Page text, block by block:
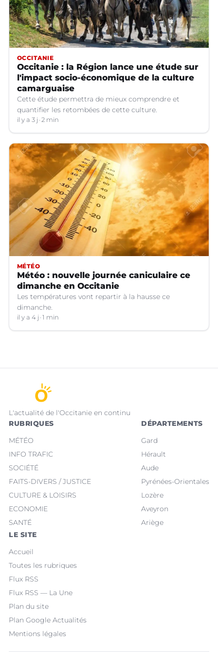
OCCITANIE
Occitanie : la Région lance une étude sur
l'impact socio-économique de la culture
camarguaise
Cette étude permettra de mieux comprendre et
quantifier les retombées de cette culture.
il y a 3 j 2 min
MÉTÉO
Météo : nouvelle journée caniculaire ce
dimanche en Occitanie
Les températures vont repartir à la hausse ce
dimanche.
il y a 4 j 1 min
L'actualité de l'Occitanie en continu
RUBRIQUES
MÉTÉO
INFO TRAFIC
SOCIÉTÉ
FAITS-DIVERS / JUSTICE
CULTURE & LOISIRS
ECONOMIE
SANTÉ
DÉPARTEMENTS
Gard
Hérault
Aude
Pyrénées-Orientales
Lozère
Aveyron
Ariège
LE SITE
Accueil
Toutes les rubriques
Flux RSS
Flux RSS — La Une
Plan du site
Plan Google Actualités
Mentions légales